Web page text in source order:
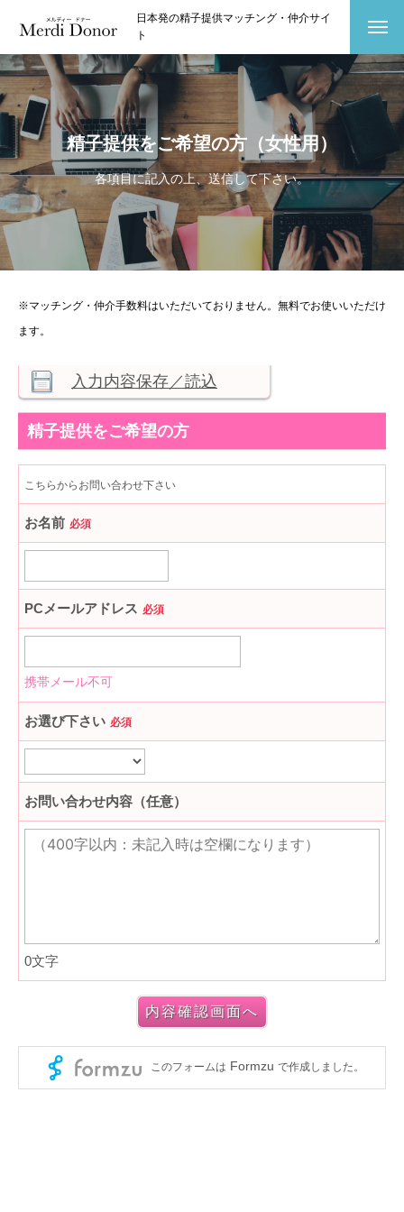
日本発の精子提供マッチング・仲介サイ
ト
お問い合わせ
精子提供をご希望の方（女性用）
各項目に記入の上、送信して下さい。
※マッチング・仲介手数料はいただいておりません。無料でお使いいただけ
ます。